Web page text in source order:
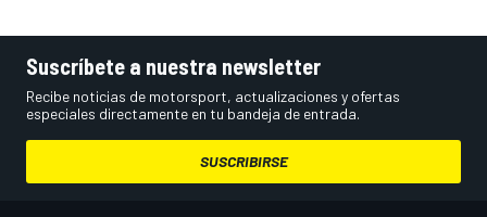
Suscríbete a nuestra newsletter
Recibe noticias de motorsport, actualizaciones y ofertas
especiales directamente en tu bandeja de entrada.
SUSCRIBIRSE